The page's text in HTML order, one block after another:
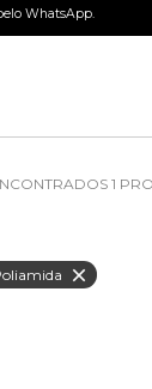
WhatsApp.
1